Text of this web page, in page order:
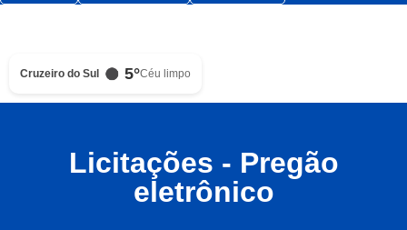
Cruzeiro do Sul 5°Céu limpo
Licitações - Pregão
eletrônico